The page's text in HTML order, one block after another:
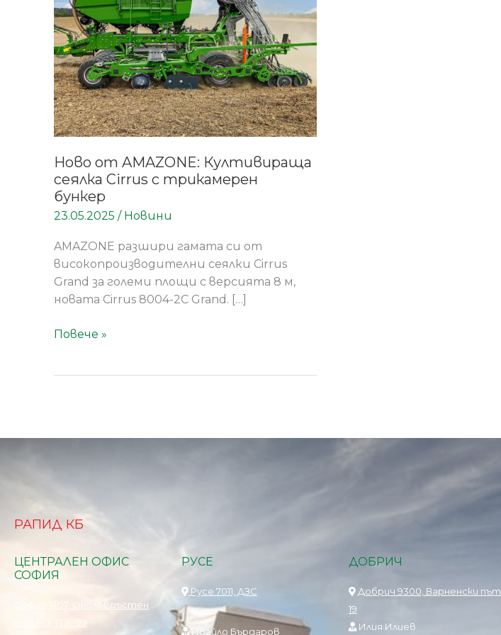
Ново от AMAZONE: Култивираща
сеялка Cirrus с трикамерен
бункер
23.05.2025 / Новини
AMAZONE разшири гамата си от
високопроизводителни сеялки Cirrus
Grand за големи площи с версията 8 м,
новата Cirrus 8004-2C Grand. […]
сеялка
Cirrus
с
трикамерен
бункер
Повече »
РАПИД КБ
ЦЕНТРАЛЕН ОФИС
СОФИЯ
София 1407, Околовръстен
път 143, П.К. 99
РУСЕ
Русе 7011, ДЗС
Ивайло Бърдаров
ДОБРИЧ
Добрич 9300, Варненски път
19
Илия Илиев